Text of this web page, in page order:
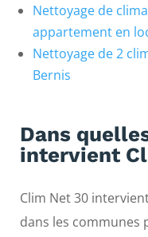
Nettoyage de
appartement en
Nettoyage de 2
Bernis
Dans
intervient
Clim Net 30
dans les communes